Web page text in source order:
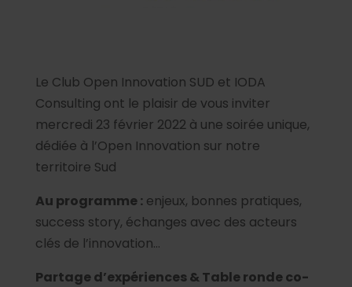
Le Club Open Innovation SUD et IODA
Consulting ont le plaisir de vous inviter
mercredi 23 février 2022 à une soirée unique,
dédiée à l’Open Innovation sur notre
territoire Sud
Au programme :enjeux, bonnes pratiques,
success story, échanges avec des acteurs
clés de l’innovation…
Partage d’expériences & Table ronde co-